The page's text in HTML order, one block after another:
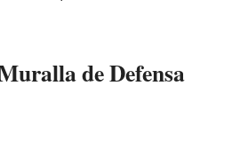
de Defensa